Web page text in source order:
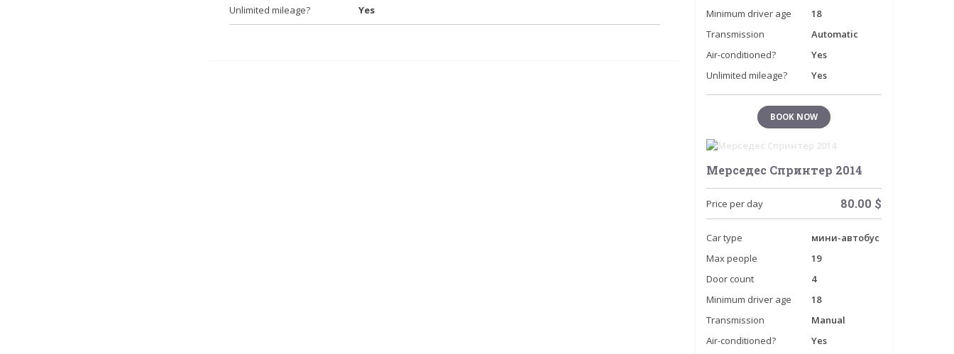
Unlimited mileage? Yes
Minimum driver age
18
Transmission
Automatic
Air-conditioned?
Yes
Unlimited mileage?
Yes
BOOK NOW
Мерседес Спринтер 2014
Price per day 80.00 $
Car type
мини-автобус
Max people
19
Door count
4
Minimum driver age
18
Transmission
Manual
Air-conditioned?
Yes